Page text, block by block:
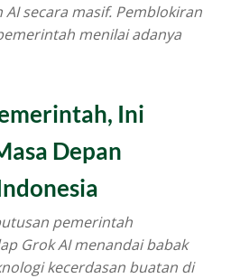
secara masif. Pemblokiran
menilai adanya
Ini
Depan
pemerintah
Grok AI menandai babak
kecerdasan buatan di